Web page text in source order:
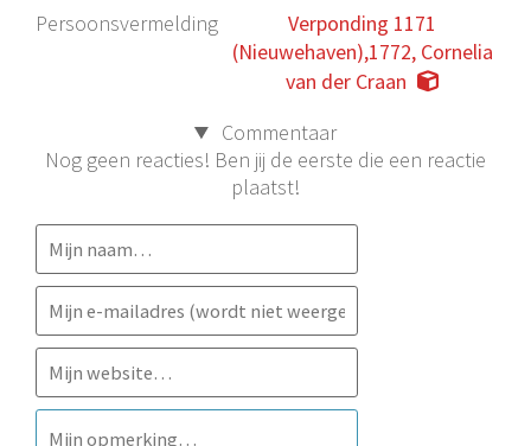
Persoonsvermelding
Verponding 1171
(Nieuwehaven),1772, Cornelia
van der Craan
Commentaar
Nog geen reacties! Ben jij de eerste die een reactie
plaatst!